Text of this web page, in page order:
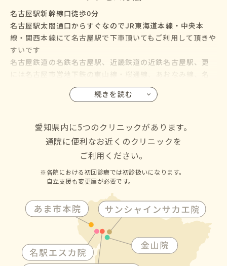
名古屋駅新幹線口徒歩0分
名古屋駅太閤通口からすぐなのでJR東海道本線・中央本
線・関西本線にて名古屋駅で下車頂いてもご利用して頂きや
すいです
名古屋鉄道の名鉄名古屋駅、近畿鉄道の近鉄名古屋駅、更
には名古屋市営地下鉄の東山線・桜通線、あおなみ線、名
鉄バス・名古屋市営バスも名古屋駅に乗り入れているので、
名古屋市の千種区・東区・北区・西区・中村区・中区・昭
区・名東区・天白区にお住いの方からも通院して頂けます
続きを読む
愛知県内に5つのクリニックがあります。
通院に便利なお近くのクリニックを
ご利用ください。
各院における初回診療では初診扱いになります。
自立支援も変更届が必要です。